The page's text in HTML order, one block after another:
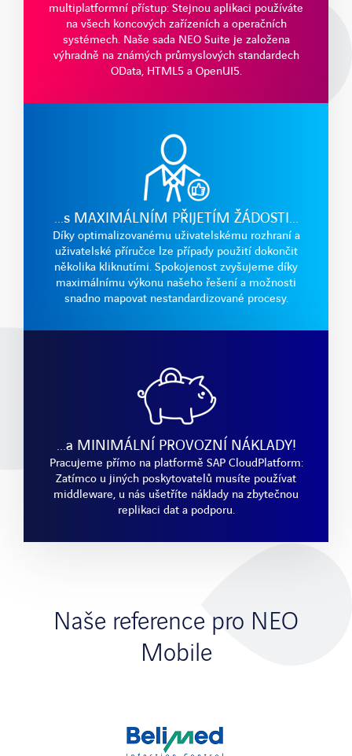
LinkedInXing FacebookYoutube
multiplatformní přístup: Stejnou aplikaci používáte
na všech koncových zařízeních a operačních
systémech. Naše sada NEO Suite je založena
výhradně na známých průmyslových standardech
OData, HTML5 a OpenUI5.
...s MAXIMÁLNÍM PŘIJETÍM ŽÁDOSTI...
Díky optimalizovanému uživatelskému rozhraní a
uživatelské příručce lze případy použití dokončit
několika kliknutími. Spokojenost zvyšujeme díky
maximálnímu výkonu našeho řešení a možnosti
snadno mapovat nestandardizované procesy.
...a MINIMÁLNÍ PROVOZNÍ NÁKLADY!
Pracujeme přímo na platformě SAP CloudPlatform:
Zatímco u jiných poskytovatelů musíte používat
middleware, u nás ušetříte náklady na zbytečnou
replikaci dat a podporu.
Naše reference pro NEO
Mobile